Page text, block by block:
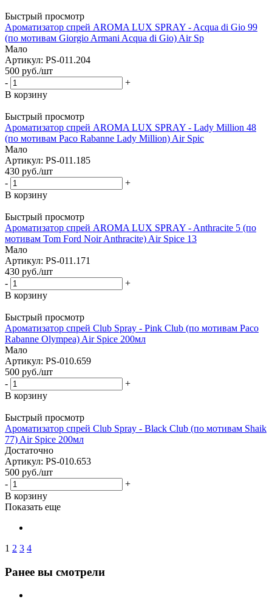
Быстрый просмотр
Ароматизатор спрей AROMA LUX SPRAY - Acqua di Gio 99
(по мотивам Giorgio Armani Acqua di Gio) Air Sp
Мало
Артикул: PS-011.204
500 руб./шт
-
+
В корзину
Быстрый просмотр
Ароматизатор спрей AROMA LUX SPRAY - Lady Million 48
(по мотивам Paco Rabanne Lady Million) Air Spic
Мало
Артикул: PS-011.185
430 руб./шт
-
+
В корзину
Быстрый просмотр
Ароматизатор спрей AROMA LUX SPRAY - Anthracite 5 (по
мотивам Tom Ford Noir Anthracite) Air Spice 13
Мало
Артикул: PS-011.171
430 руб./шт
-
+
В корзину
Быстрый просмотр
Ароматизатор спрей Club Spray - Pink Club (по мотивам Paco
Rabanne Olympea) Air Spice 200мл
Мало
Артикул: PS-010.659
500 руб./шт
-
+
В корзину
Быстрый просмотр
Ароматизатор спрей Club Spray - Black Club (по мотивам Shaik
77) Air Spice 200мл
Достаточно
Артикул: PS-010.653
500 руб./шт
-
+
В корзину
Показать еще
1 2 3 4
Ранее вы смотрели